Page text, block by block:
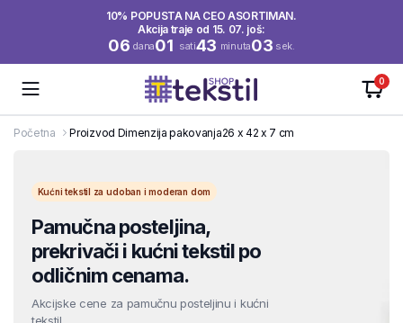
10% POPUSTA NA CEO ASORTIMAN.
Akcija traje od 15. 07. još:
06 dana01 sati43 minuta03 sek.
0
Početna Proizvod Dimenzija pakovanja26 x 42 x 7 cm
Kućni tekstil za udoban i moderan dom
Pamučna posteljina,
prekrivači i kućni tekstil po
odličnim cenama.
Akcijske cene za pamučnu posteljinu i kućni
tekstil.